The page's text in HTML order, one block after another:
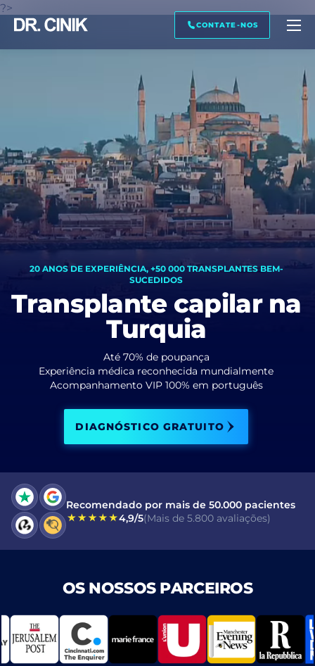
?>
CONTATE-NOS
LIGUE-ME DE VOLTA
Sobrenome *
E-mail. *
Telefone *
Li e aceito o Consentimento para Mensagem Eletrônica Comercial
ENVIAR
20 ANOS DE EXPERIÊNCIA, +50 000 TRANSPLANTES BEM-
SUCEDIDOS
Transplante capilar na
Turquia
Até 70% de poupança
Experiência médica reconhecida mundialmente
Acompanhamento VIP 100% em português
DIAGNÓSTICO GRATUITO
Recomendado por mais de 50.000 pacientes
4,9/5(Mais de 5.800 avaliações)
OS NOSSOS PARCEIROS
PRÉ-VISUALIZAÇÃO DA IMAGEM
TRANSCRIÇÃO